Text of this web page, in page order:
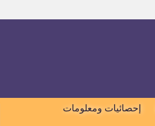
إحصائيات ومعلومات